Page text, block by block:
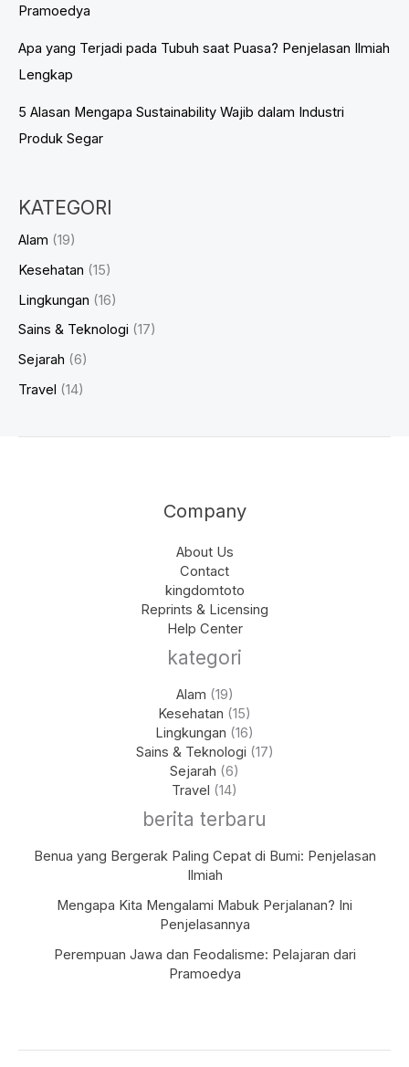
Pramoedya
Apa yang Terjadi pada Tubuh saat Puasa? Penjelasan Ilmiah
Lengkap
5 Alasan Mengapa Sustainability Wajib dalam Industri
Produk Segar
KATEGORI
Alam (19)
Kesehatan (15)
Lingkungan (16)
Sains & Teknologi (17)
Sejarah (6)
Travel (14)
Company
About Us
Contact
kingdomtoto
Reprints & Licensing
Help Center
kategori
Alam (19)
Kesehatan (15)
Lingkungan (16)
Sains & Teknologi (17)
Sejarah (6)
Travel (14)
berita terbaru
Benua yang Bergerak Paling Cepat di Bumi: Penjelasan
Ilmiah
Mengapa Kita Mengalami Mabuk Perjalanan? Ini
Penjelasannya
Perempuan Jawa dan Feodalisme: Pelajaran dari
Pramoedya